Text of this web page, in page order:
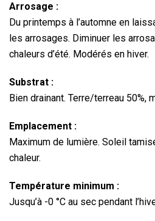
Arrosage :
Du printemps à l’automne en
les arrosages. Diminuer les
chaleurs d’été. Modérés en hiver.
Substrat :
Bien drainant. Terre/terreau 50%,
Emplacement :
Maximum de lumière. Soleil
chaleur.
Température minimum :
Jusqu’à -0 °C au sec pendant